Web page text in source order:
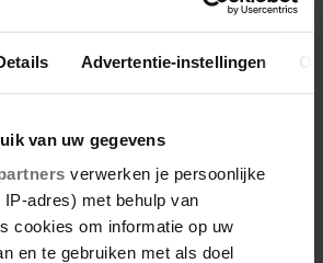
Advertentie-instellingen
van uw gegevens
verwerken je persoonlijke
adres) met behulp van
cookies om informatie op uw
en te gebruiken met als doel
Geheim ligt nu in de winkel